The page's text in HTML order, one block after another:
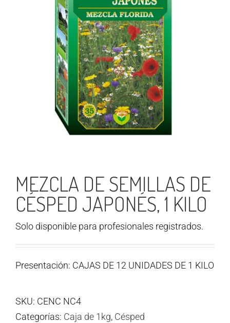
MEZCLA DE SEMILLAS DE
CÉSPED JAPONÉS, 1 KILO
Solo disponible para profesionales registrados.
Presentación: CAJAS DE 12 UNIDADES DE 1 KILO
SKU: CENC NC4
Categorías: Caja de 1kg, Césped